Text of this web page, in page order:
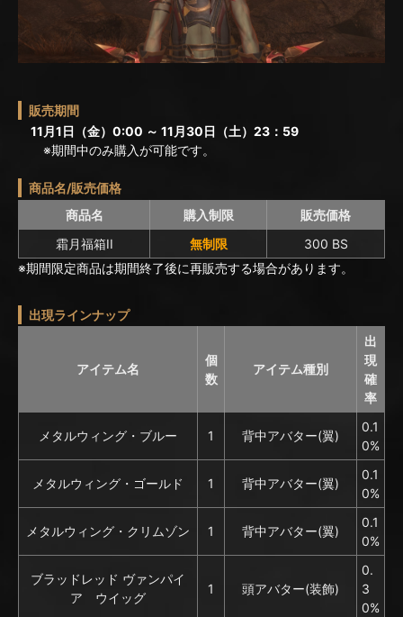
販売期間
11月1日（金）0:00 ～ 11月30日（土）23：59
※期間中のみ購入が可能です。
商品名/販売価格
商品名
購入制限
販売価格
霜月福箱II
無制限
300 BS
※期間限定商品は期間終了後に再販売する場合があります。
出現ラインナップ
アイテム名
個
数
アイテム種別
出
現
確
率
メタルウィング・ブルー 1 背中アバター(翼)
0.1
0%
メタルウィング・ゴールド 1 背中アバター(翼)
0.1
0%
メタルウィング・クリムゾン 1 背中アバター(翼)
0.1
0%
ブラッドレッド ヴァンパイ
ア ウイッグ
1 頭アバター(装飾)
0.
3
0%